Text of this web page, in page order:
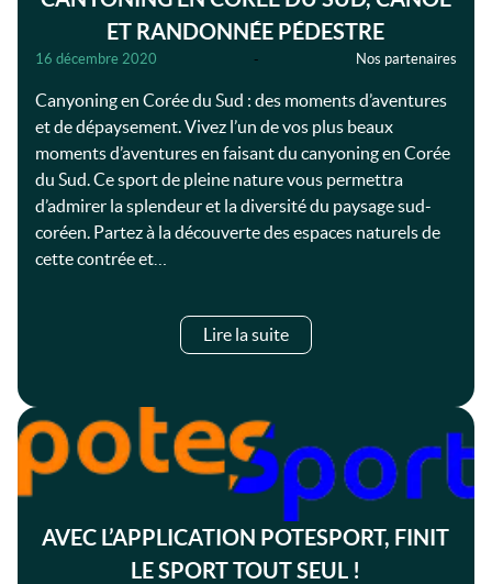
ET RANDONNÉE PÉDESTRE
16 décembre 2020 - Nos partenaires
Canyoning en Corée du Sud : des moments d’aventures
et de dépaysement. Vivez l’un de vos plus beaux
moments d’aventures en faisant du canyoning en Corée
du Sud. Ce sport de pleine nature vous permettra
d’admirer la splendeur et la diversité du paysage sud-
coréen. Partez à la découverte des espaces naturels de
cette contrée et…
Lire la suite
AVEC L’APPLICATION POTESPORT, FINIT
LE SPORT TOUT SEUL !